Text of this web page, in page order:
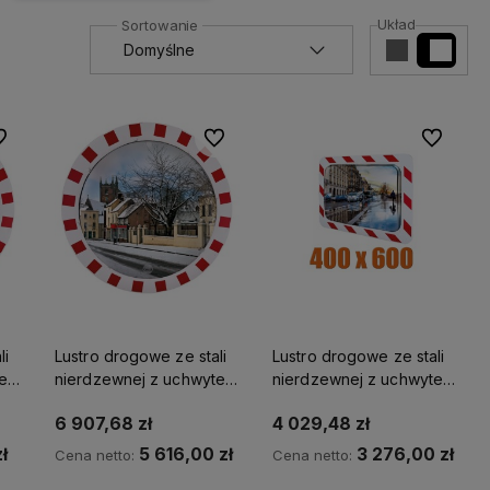
Układ
ulubionych
Lustro drogowe ze stali
nierdzewnej z uchwytem
czerwoną ramą średnica
1000 mm
6 907,68 zł
Cena netto: 5 616,00 zł
Do ulubionych
Lustro drogowe ze stali
nierdzewnej z uchwytem
czerwoną ramą 400 x
600 mm
4 029,48 zł
Cena netto: 3 276,00 zł
Do